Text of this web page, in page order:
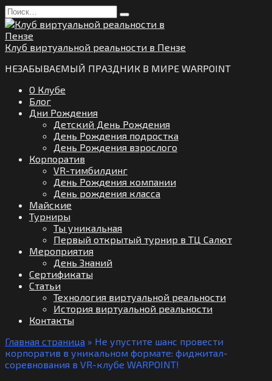
Перейти
к
содержанию
Search
for:
Клуб виртуальной реальности в Пензе
НЕЗАБЫВАЕМЫЙ ПРАЗДНИК В МИРЕ WARPOINT
О Клубе
Блог
Дни Рождения
Детский День Рождения
День Рождения подростка
День Рождения взрослого
Корпоратив
VR-тимбилдинг
День Рождения компании
День рождения класса
Майские
Турниры
Ты уникальная
Первый открытый турнир в ТЦ Салют
Мероприятия
День Знаний
Сертификаты
Статьи
Технология виртуальной реальности
История виртуальной реальности
Контакты
Главная страница » Не упустите шанс провести
корпоратив в уникальном формате: фиджитал-
соревнования в VR-клубе WARPOINT!